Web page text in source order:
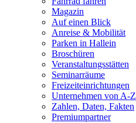
Magazin
Auf einen Blick
Anreise & Mobilität
Parken in Hallein
Broschüren
Veranstaltungsstätten
Seminarräume
Freizeiteinrichtungen
Unternehmen von A-Z
Zahlen, Daten, Fakten
Premiumpartner